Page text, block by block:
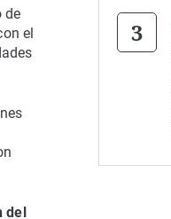
de
el
del